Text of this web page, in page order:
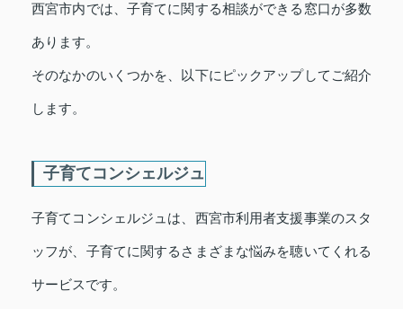
西宮市内では、子育てに関する相談ができる窓口が多数
あります。
そのなかのいくつかを、以下にピックアップしてご紹介
します。
子育てコンシェルジュ
子育てコンシェルジュは、西宮市利用者支援事業のスタ
ッフが、子育てに関するさまざまな悩みを聴いてくれる
サービスです。